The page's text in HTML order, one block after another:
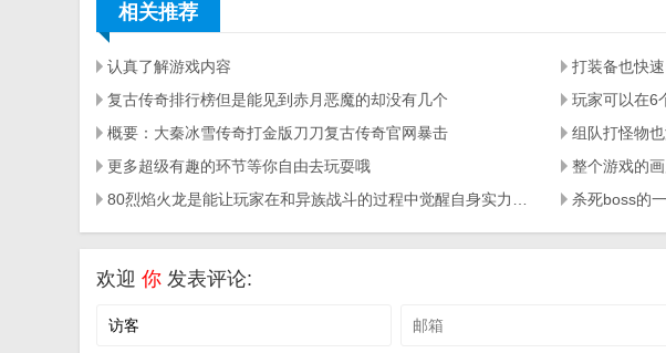
相关推荐
认真了解游戏内容
打装备也快
复古传奇排行榜但是能见到赤月恶魔的却没有几个
玩家可以在6
概要：大秦冰雪传奇打金版刀刀复古传奇官网暴击
组队打怪物
更多超级有趣的环节等你自由去玩耍哦
整个游戏的
杀死boss的
欢迎 你 发表评论: